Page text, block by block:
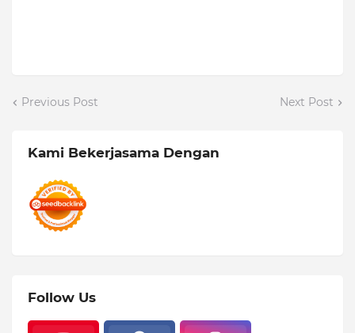
Previous Post Next Post
Kami Bekerjasama Dengan
Follow Us